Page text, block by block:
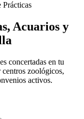
Acuarios y
concertadas en tu
zoológicos,
activos.